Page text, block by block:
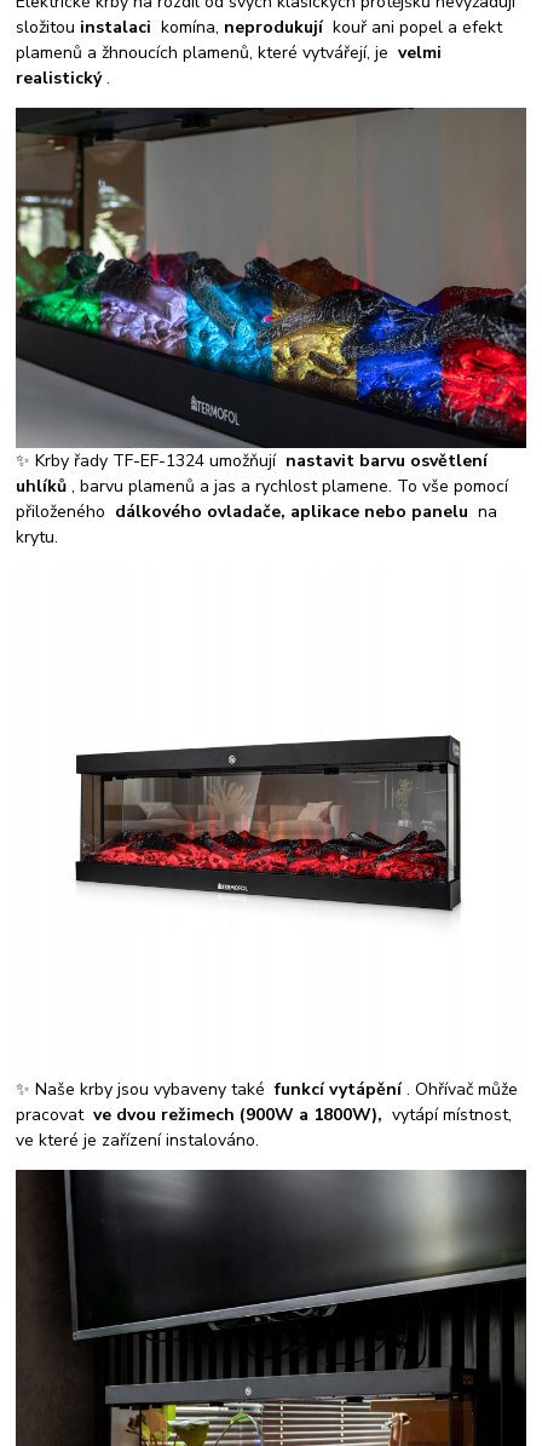
složitou instalaci komína, neprodukují kouř ani popel a efekt
plamenů a žhnoucích plamenů, které vytvářejí, jevelmi
realistický.
✨ Krby řady TF-EF-1324 umožňují nastavit barvu osvětlení
uhlíků , barvu plamenů a jas a rychlost plamene. To vše pomocí
přiloženého dálkového ovladače, aplikace nebo panelu na
krytu.
✨ Naše krby jsou vybaveny takéfunkcí vytápění. Ohřívač může
pracovatve dvou režimech (900W a 1800W), vytápí místnost,
ve které je zařízení instalováno.